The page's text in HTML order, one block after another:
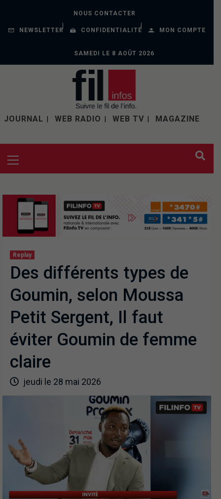
NOUS CONTACTER
NEWSLETTER CONFIDENTIALITÉ MON COMPTE
SAMEDI LE 8 AOÛT 2026
JOURNAL WEB RADIO WEB TV MAGAZINE
Replay
Des différents types de
Goumin, selon Moussa
Petit Sergent, Il faut
éviter Goumin de femme
claire
jeudi le 28 mai 2026